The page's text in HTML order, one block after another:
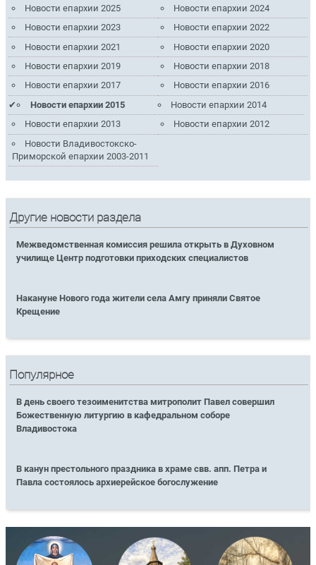
Новости епархии 2025
Новости епархии 2024
Новости епархии 2023
Новости епархии 2022
Новости епархии 2021
Новости епархии 2020
Новости епархии 2019
Новости епархии 2018
Новости епархии 2017
Новости епархии 2016
Новости епархии 2015
Новости епархии 2014
Новости епархии 2013
Новости епархии 2012
Новости Владивостокско-
Приморской епархии 2003-2011
Другие новости раздела
Межведомственная комиссия решила открыть в Духовном
училище Центр подготовки приходских специалистов
Накануне Нового года жители села Амгу приняли Святое
Крещение
Популярное
В день своего тезоименитства митрополит Павел совершил
Божественную литургию в кафедральном соборе
Владивостока
В канун престольного праздника в храме свв. апп. Петра и
Павла состоялось архиерейское богослужение